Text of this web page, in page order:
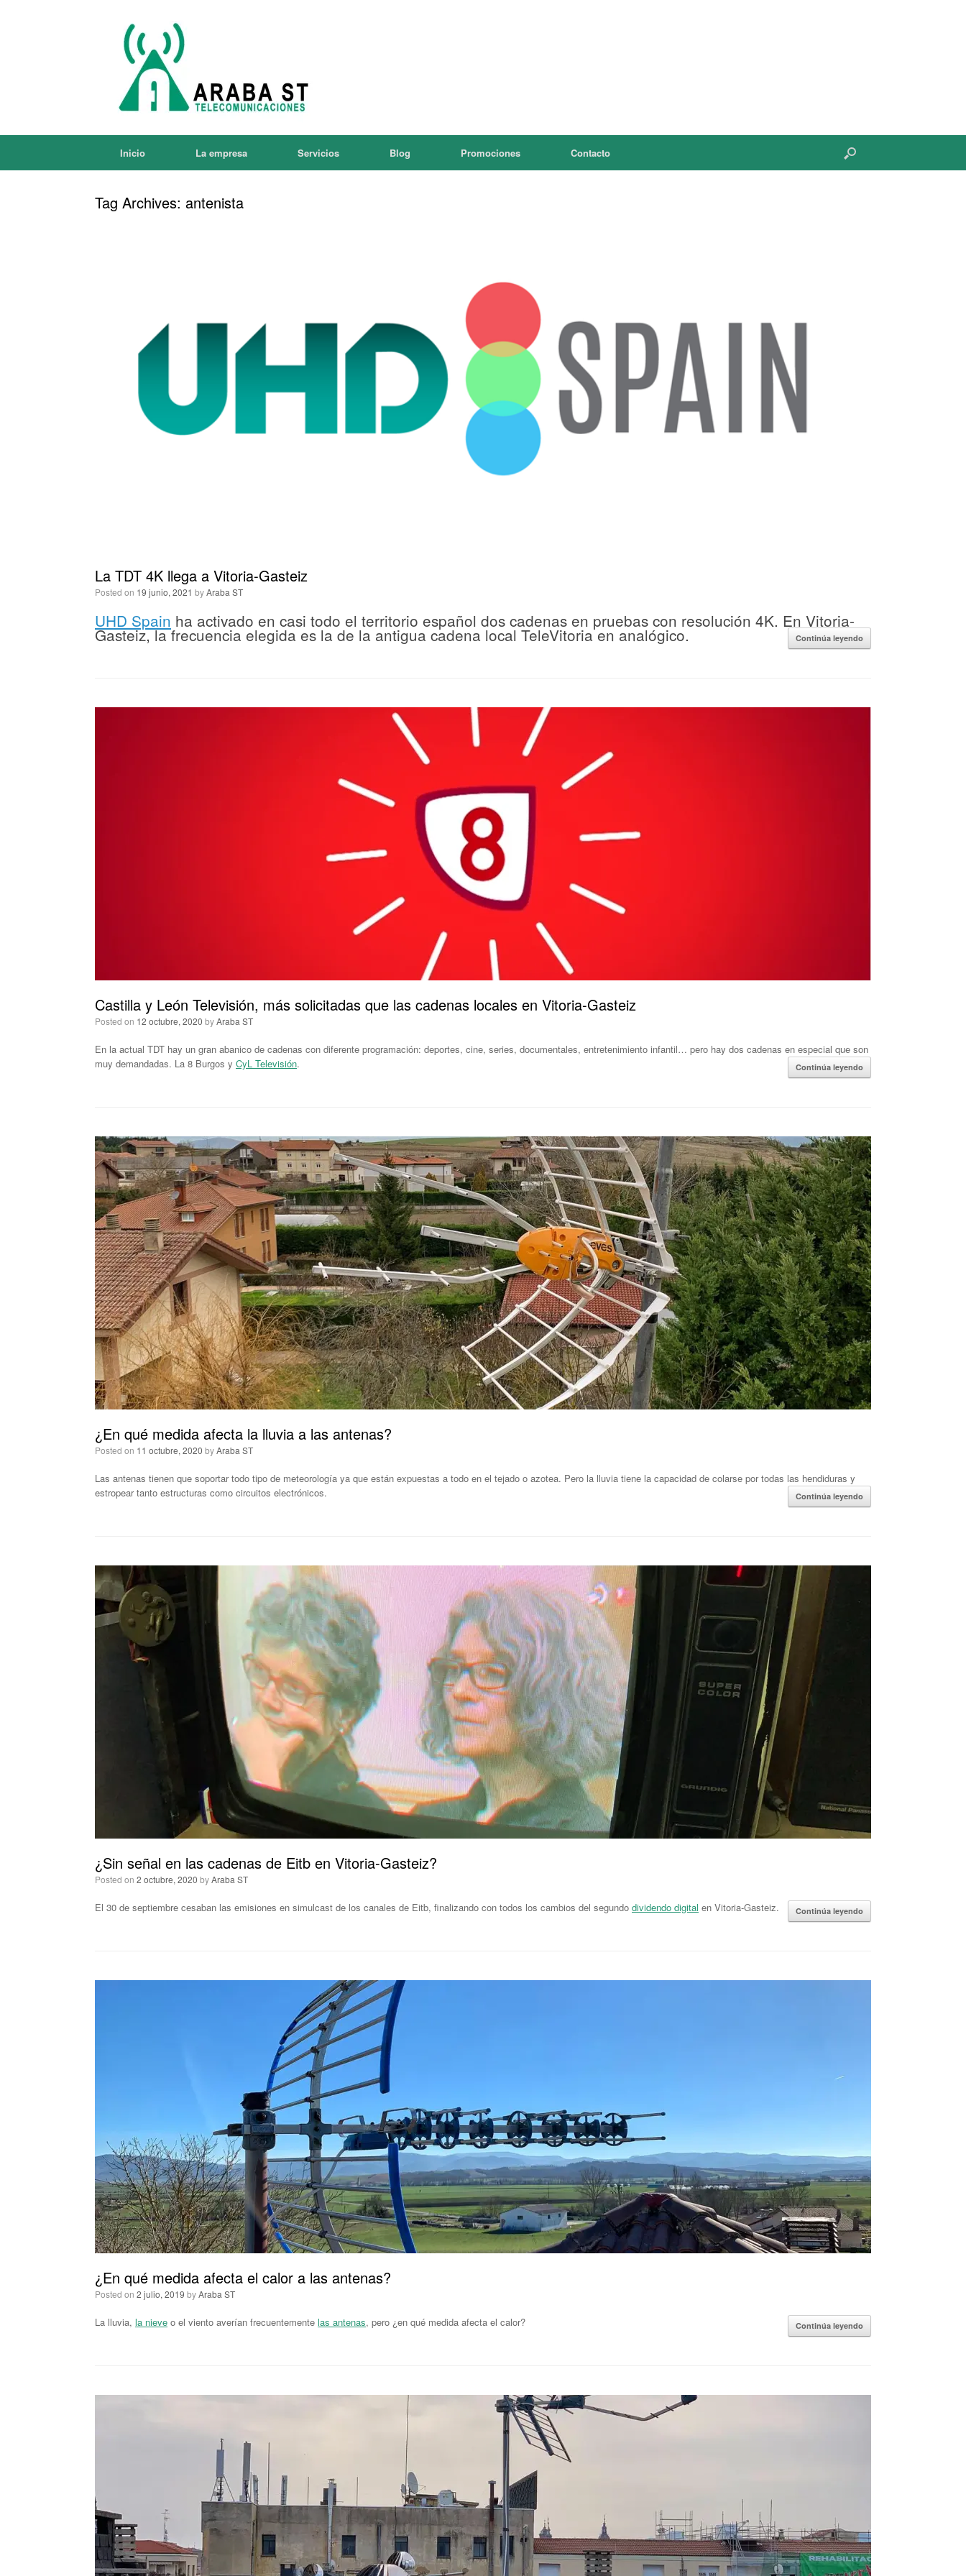
Inicio La empresa Servicios Blog Promociones Contacto
Tag Archives: antenista
La TDT 4K llega a Vitoria-Gasteiz
Posted on 19 junio, 2021 byAraba ST
UHD Spain ha activado en casi todo el territorio español dos cadenas en pruebas con resolución 4K. En Vitoria-
Gasteiz, la frecuencia elegida es la de la antigua cadena local TeleVitoria en analógico. Continúa leyendo
Castilla y León Televisión, más solicitadas que las cadenas locales en Vitoria-Gasteiz
Posted on 12 octubre, 2020 byAraba ST
En la actual TDT hay un gran abanico de cadenas con diferente programación: deportes, cine, series, documentales, entretenimiento infantil… pero hay dos cadenas en especial que son
muy demandadas. La 8 Burgos y CyL Televisión. Continúa leyendo
¿En qué medida afecta la lluvia a las antenas?
Posted on 11 octubre, 2020 byAraba ST
Las antenas tienen que soportar todo tipo de meteorología ya que están expuestas a todo en el tejado o azotea. Pero la lluvia tiene la capacidad de colarse por todas las hendiduras y
estropear tanto estructuras como circuitos electrónicos.
Continúa leyendo
¿Sin señal en las cadenas de Eitb en Vitoria-Gasteiz?
Posted on 2 octubre, 2020 byAraba ST
El 30 de septiembre cesaban las emisiones en simulcast de los canales de Eitb, finalizando con todos los cambios del segundo dividendo digital en Vitoria-Gasteiz. Continúa leyendo
¿En qué medida afecta el calor a las antenas?
Posted on 2 julio, 2019 byAraba ST
La lluvia, la nieve o el viento averían frecuentemente las antenas, pero ¿en qué medida afecta el calor? Continúa leyendo